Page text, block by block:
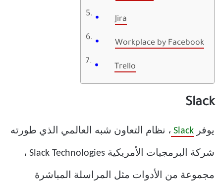
Jira
Workplace by Facebook
Trello
Slack
يوفر Slack ، نظام التعاون شبه العالمي الذي طورته
شركة البرمجيات الأمريكية Slack Technologies ،
مجموعة من الأدوات مثل المراسلة المباشرة